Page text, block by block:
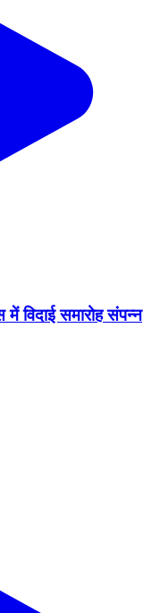
में विदाई समारोह संपन्न